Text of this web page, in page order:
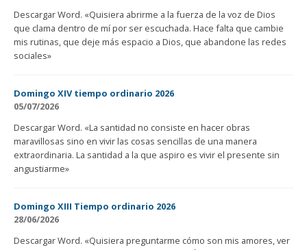
Descargar Word. «Quisiera abrirme a la fuerza de la voz de Dios
que clama dentro de mí por ser escuchada. Hace falta que cambie
mis rutinas, que deje más espacio a Dios, que abandone las redes
sociales»
Domingo XIV tiempo ordinario 2026
05/07/2026
Descargar Word. «La santidad no consiste en hacer obras
maravillosas sino en vivir las cosas sencillas de una manera
extraordinaria. La santidad a la que aspiro es vivir el presente sin
angustiarme»
Domingo XIII Tiempo ordinario 2026
28/06/2026
Descargar Word. «Quisiera preguntarme cómo son mis amores, ver